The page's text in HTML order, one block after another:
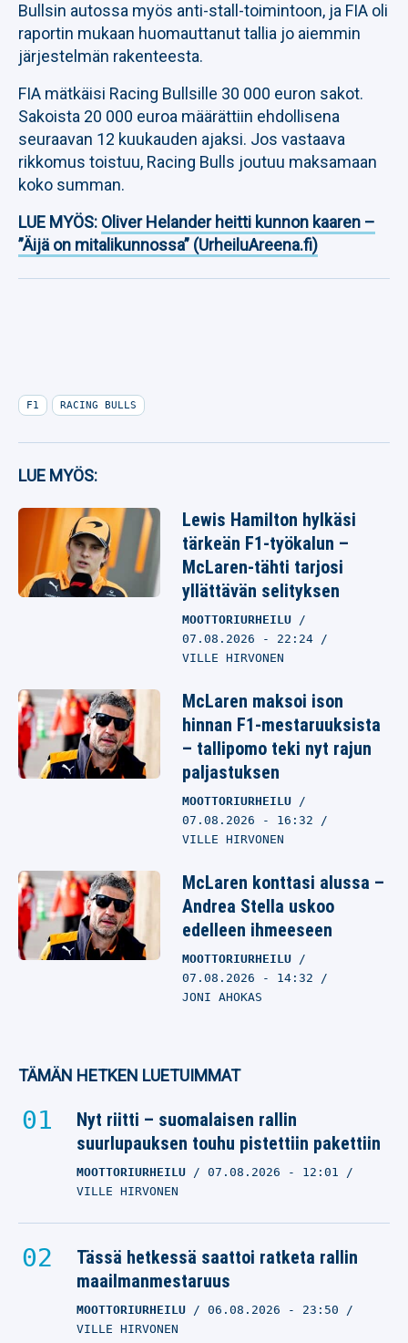
Bullsin autossa myös anti-stall-toimintoon, ja FIA oli
raportin mukaan huomauttanut tallia jo aiemmin
järjestelmän rakenteesta.
FIA mätkäisi Racing Bullsille 30 000 euron sakot.
Sakoista 20 000 euroa määrättiin ehdollisena
seuraavan 12 kuukauden ajaksi. Jos vastaava
rikkomus toistuu, Racing Bulls joutuu maksamaan
koko summan.
LUE MYÖS: Oliver Helander heitti kunnon kaaren –
”Äijä on mitalikunnossa” (UrheiluAreena.fi)
F1 RACING BULLS
LUE MYÖS:
Lewis Hamilton hylkäsi
tärkeän F1-työkalun –
McLaren-tähti tarjosi
yllättävän selityksen
MOOTTORIURHEILU
07.08.2026 - 22:24
VILLE HIRVONEN
McLaren maksoi ison
hinnan F1-mestaruuksista
– tallipomo teki nyt rajun
paljastuksen
MOOTTORIURHEILU
07.08.2026 - 16:32
VILLE HIRVONEN
McLaren konttasi alussa –
Andrea Stella uskoo
edelleen ihmeeseen
MOOTTORIURHEILU
07.08.2026 - 14:32
JONI AHOKAS
TÄMÄN HETKEN LUETUIMMAT
Nyt riitti – suomalaisen rallin
suurlupauksen touhu pistettiin pakettiin
MOOTTORIURHEILU 07.08.2026 - 12:01
VILLE HIRVONEN
Tässä hetkessä saattoi ratketa rallin
maailmanmestaruus
MOOTTORIURHEILU 06.08.2026 - 23:50
VILLE HIRVONEN